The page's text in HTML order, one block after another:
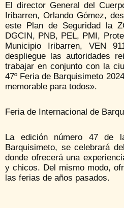
El director General del
Iribarren, Orlando Gómez,
este Plan de Seguridad la
DGCIN, PNB, PEL, PMI,
Municipio Iribarren, VEN
despliegue las autoridades
trabajar en conjunto con la
47º Feria de Barquisimeto
memorable para todos».
Feria de Internacional de
La edición número 47 de
Barquisimeto, se celebrará
donde ofrecerá una
y chicos. Del mismo modo,
las ferias de años pasados.